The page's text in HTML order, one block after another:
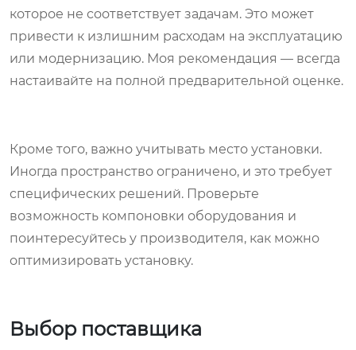
которое не соответствует задачам. Это может
привести к излишним расходам на эксплуатацию
или модернизацию. Моя рекомендация — всегда
настаивайте на полной предварительной оценке.
Кроме того, важно учитывать место установки.
Иногда пространство ограничено, и это требует
специфических решений. Проверьте
возможность компоновки оборудования и
поинтересуйтесь у производителя, как можно
оптимизировать установку.
Выбор поставщика